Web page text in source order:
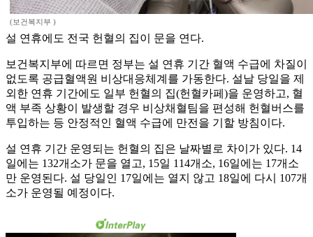
(보건복지부 )
설 연휴에도 전국 헌혈의 집이 문을 연다.
보건복지부에 따르면 정부는 설 연휴 기간 혈액 수급에 차질이
없도록 공급혈액원 비상대응체계를 가동한다. 설날 당일을 제
외한 연휴 기간에도 일부 헌혈의 집(헌혈카페)을 운영하고, 혈
액 부족 상황이 발생할 경우 비상채혈팀을 편성해 헌혈버스를
투입하는 등 안정적인 혈액 수급에 만전을 기할 방침이다.
설 연휴 기간 운영되는 헌혈의 집은 날짜별로 차이가 있다. 14
일에는 132개소가 문을 열고, 15일 114개소, 16일에는 17개소
만 운영된다. 설 당일인 17일에는 열지 않고 18일에 다시 107개
소가 운영될 예정이다.